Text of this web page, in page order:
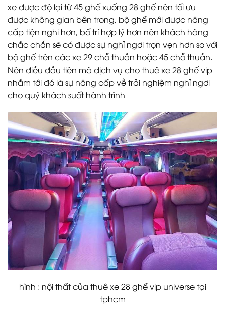
xe được độ lại từ 45 ghế xuống 28 ghế nên tối ưu
được không gian bên trong, bộ ghế mới được nâng
cấp tiện nghi hơn, bố trí hợp lý hơn nên khách hàng
chắc chắn sẽ có được sự nghỉ ngơi trọn vẹn hơn so với
bộ ghế trên các xe 29 chỗ thuần hoặc 45 chỗ thuần.
Nên điều đầu tiên mà dịch vụ cho thuê xe 28 ghế vip
nhắm tới đó là sự nâng cấp về trải nghiệm nghỉ ngơi
cho quý khách suốt hành trình
hình : nội thất của thuê xe 28 ghế vip universe tại
tphcm